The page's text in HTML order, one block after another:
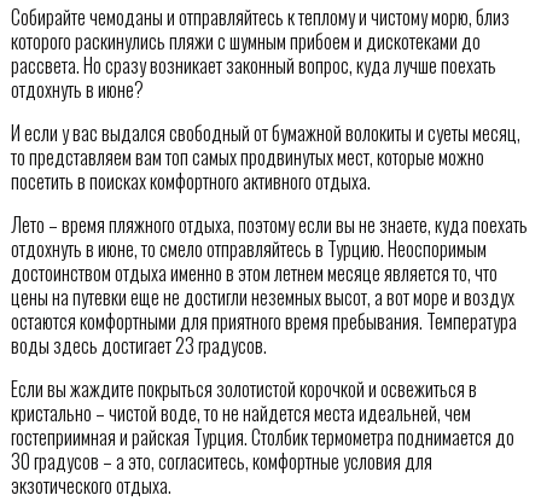
Собирайте чемоданы и отправляйтесь к теплому и чистому морю, близ
которого раскинулись пляжи с шумным прибоем и дискотеками до
рассвета. Но сразу возникает законный вопрос, куда лучше поехать
отдохнуть в июне?
И если у вас выдался свободный от бумажной волокиты и суеты месяц,
то представляем вам топ самых продвинутых мест, которые можно
посетить в поисках комфортного активного отдыха.
Лето – время пляжного отдыха, поэтому если вы не знаете, куда поехать
отдохнуть в июне, то смело отправляйтесь в Турцию. Неоспоримым
достоинством отдыха именно в этом летнем месяце является то, что
цены на путевки еще не достигли неземных высот, а вот море и воздух
остаются комфортными для приятного время пребывания. Температура
воды здесь достигает 23 градусов.
Если вы жаждите покрыться золотистой корочкой и освежиться в
кристально – чистой воде, то не найдется места идеальней, чем
гостеприимная и райская Турция. Столбик термометра поднимается до
30 градусов – а это, согласитесь, комфортные условия для
экзотического отдыха.